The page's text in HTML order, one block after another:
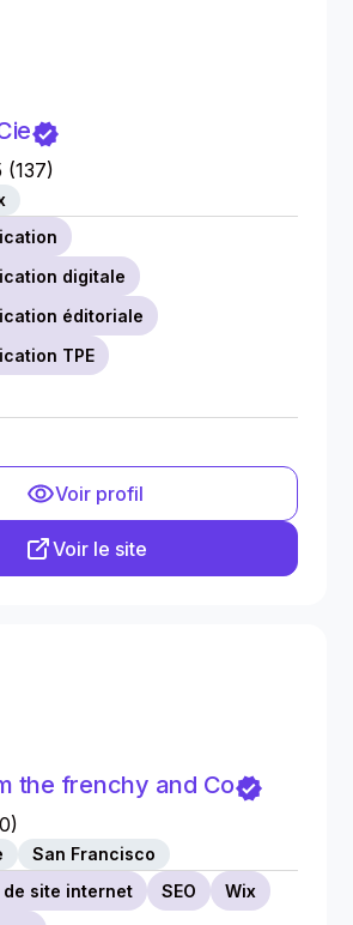
(137)
digitale
éditoriale
TPE
Voir profil
Voir le site
the frenchy and Co
0)
San Francisco
de site internet
SEO
Wix